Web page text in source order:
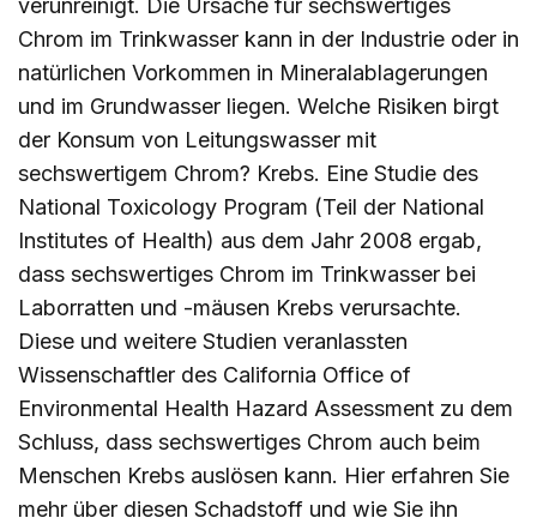
verunreinigt. Die Ursache für sechswertiges
Chrom im Trinkwasser kann in der Industrie oder in
natürlichen Vorkommen in Mineralablagerungen
und im Grundwasser liegen. Welche Risiken birgt
der Konsum von Leitungswasser mit
sechswertigem Chrom? Krebs. Eine Studie des
National Toxicology Program (Teil der National
Institutes of Health) aus dem Jahr 2008 ergab,
dass sechswertiges Chrom im Trinkwasser bei
Laborratten und -mäusen Krebs verursachte.
Diese und weitere Studien veranlassten
Wissenschaftler des California Office of
Environmental Health Hazard Assessment zu dem
Schluss, dass sechswertiges Chrom auch beim
Menschen Krebs auslösen kann. Hier erfahren Sie
mehr über diesen Schadstoff und wie Sie ihn